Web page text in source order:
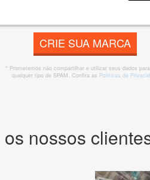
CRIE SUA MARCA
* Prometemos não compartilhar e utilizar seus dados
qualquer tipo de SPAM. Confira as Políticas de
nossos